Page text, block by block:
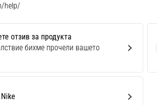
help/
за продукта
отзив за продукта
бихме прочели вашето